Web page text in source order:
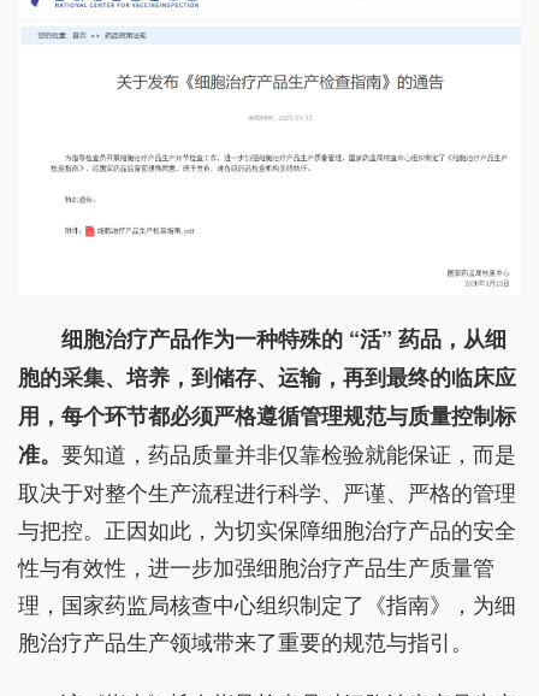
细胞治疗产品作为一种特殊的 “活” 药品，从细
胞的采集、培养，到储存、运输，再到最终的临床应
用，每个环节都必须严格遵循管理规范与质量控制标
准。 要知道，药品质量并非仅靠检验就能保证，而是
取决于对整个生产流程进行科学、严谨、严格的管理
与把控。正因如此，为切实保障细胞治疗产品的安全
性与有效性，进一步加强细胞治疗产品生产质量管
理，国家药监局核查中心组织制定了《指南》，为细
胞治疗产品生产领域带来了重要的规范与指引。